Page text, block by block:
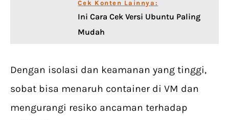
Cek Konten Lainnya:
Ini Cara Cek Versi Ubuntu Paling
Mudah
Dengan isolasi dan keamanan yang tinggi,
sobat bisa menaruh container di VM dan
mengurangi resiko ancaman terhadap